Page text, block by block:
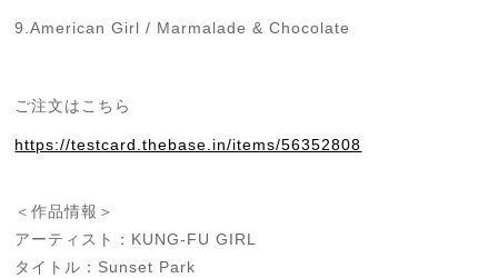
9.American Girl / Marmalade & Chocolate
ご注文はこちら
https://testcard.thebase.in/items/56352808
＜作品情報＞
アーティスト：KUNG-FU GIRL
タイトル：Sunset Park